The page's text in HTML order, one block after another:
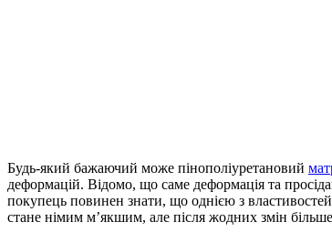
Будь-який бажаючий може пінополіуретановий
деформацій. Відомо, що саме деформація та
покупець повинен знати, що однією з
стане німим м’якшим, але після жодних змін